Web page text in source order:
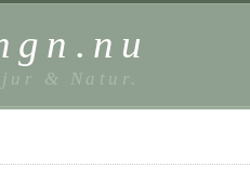
& Natur.